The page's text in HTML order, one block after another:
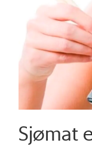
Sjømat